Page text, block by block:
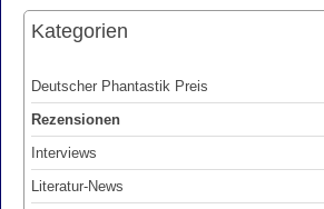
Kategorien
Deutscher Phantastik Preis
Rezensionen
Interviews
Literatur-News